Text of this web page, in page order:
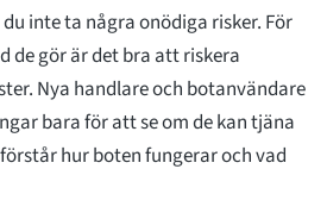
inte ta några onödiga risker. För
de gör är det bra att riskera
Nya handlare och botanvändare
bara för att se om de kan tjäna
hur boten fungerar och vad